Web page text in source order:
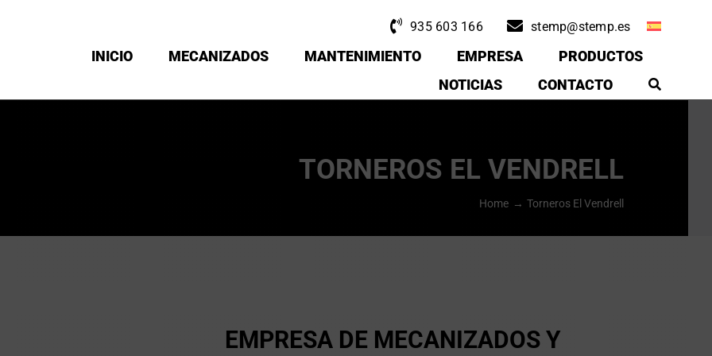
935 603 166 stemp@stemp.es
INICIO MECANIZADOS MANTENIMIENTO EMPRESA
PRODUCTOS
NOTICIAS
CONTACTO
TORNEROS EL VENDRELL
Home Torneros El Vendrell
EMPRESA DE MECANIZADOS Y